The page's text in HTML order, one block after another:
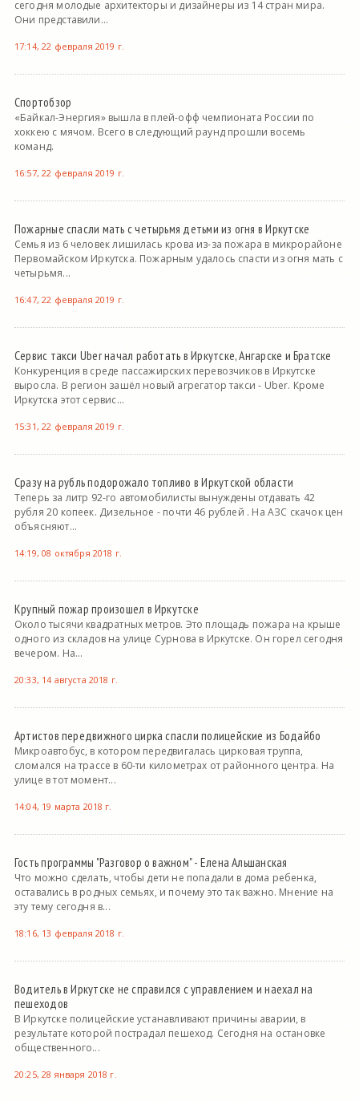
сегодня молодые архитекторы и дизайнеры из 14 стран мира.
Они представили...
17:14, 22 февраля 2019 г.
Спортобзор
«Байкал-Энергия» вышла в плей-офф чемпионата России по
хоккею с мячом. Всего в следующий раунд прошли восемь
команд.
16:57, 22 февраля 2019 г.
Пожарные спасли мать с четырьмя детьми из огня в Иркутске
Семья из 6 человек лишилась крова из-за пожара в микрорайоне
Первомайском Иркутска. Пожарным удалось спасти из огня мать с
четырьмя...
16:47, 22 февраля 2019 г.
Сервис такси Uber начал работать в Иркутске, Ангарске и Братске
Конкуренция в среде пассажирских перевозчиков в Иркутске
выросла. В регион зашёл новый агрегатор такси - Uber. Кроме
Иркутска этот сервис...
15:31, 22 февраля 2019 г.
Сразу на рубль подорожало топливо в Иркутской области
Теперь за литр 92-го автомобилисты вынуждены отдавать 42
рубля 20 копеек. Дизельное - почти 46 рублей . На АЗС скачок цен
объясняют...
14:19, 08 октября 2018 г.
Крупный пожар произошел в Иркутске
Около тысячи квадратных метров. Это площадь пожара на крыше
одного из складов на улице Сурнова в Иркутске. Он горел сегодня
вечером. На...
20:33, 14 августа 2018 г.
Артистов передвижного цирка спасли полицейские из Бодайбо
Микроавтобус, в котором передвигалась цирковая труппа,
сломался на трассе в 60-ти километрах от районного центра. На
улице в тот момент...
14:04, 19 марта 2018 г.
Гость программы "Разговор о важном" - Елена Альшанская
Что можно сделать, чтобы дети не попадали в дома ребенка,
оставались в родных семьях, и почему это так важно. Мнение на
эту тему сегодня в...
18:16, 13 февраля 2018 г.
Водитель в Иркутске не справился с управлением и наехал на
пешеходов
В Иркутске полицейские устанавливают причины аварии, в
результате которой пострадал пешеход. Сегодня на остановке
общественного...
20:25, 28 января 2018 г.